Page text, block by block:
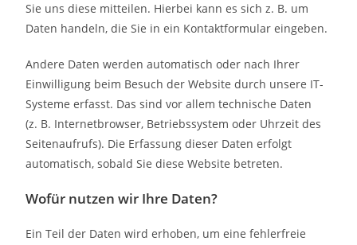
Sie uns diese mitteilen. Hierbei kann es sich z. B. um
Daten handeln, die Sie in ein Kontaktformular eingeben.
Andere Daten werden automatisch oder nach Ihrer
Einwilligung beim Besuch der Website durch unsere IT-
Systeme erfasst. Das sind vor allem technische Daten
(z. B. Internetbrowser, Betriebssystem oder Uhrzeit des
Seitenaufrufs). Die Erfassung dieser Daten erfolgt
automatisch, sobald Sie diese Website betreten.
Wofür nutzen wir Ihre Daten?
Ein Teil der Daten wird erhoben, um eine fehlerfreie